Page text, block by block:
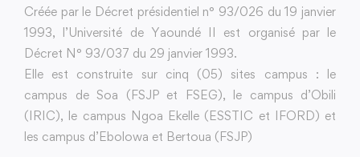
Créée par le Décret présidentiel n° 93/026 du 19 janvier
1993, l’Université de Yaoundé II est organisé par le
Décret N° 93/037 du 29 janvier 1993.
Elle est construite sur cinq (05) sites campus : le
campus de Soa (FSJP et FSEG), le campus d’Obili
(IRIC), le campus Ngoa Ekelle (ESSTIC et IFORD) et
les campus d’Ebolowa et Bertoua (FSJP)